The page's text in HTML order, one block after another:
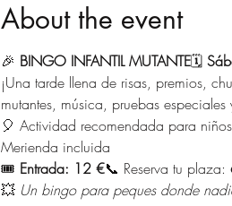
About the event
🎉 BINGO INFANTIL MUTANTE🗓
¡Una tarde llena de risas, premios,
mutantes, música, pruebas
🎈 Actividad recomendada para
Merienda incluida
🎟 Entrada: 12 €📞 Reserva tu plaza:
💥 Un bingo para peques donde